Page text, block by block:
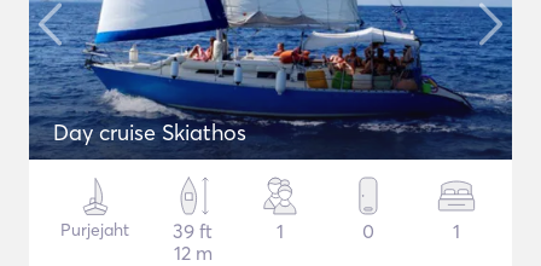
Day cruise Skiathos
Purjejaht
39 ft
12 m
1 0 1